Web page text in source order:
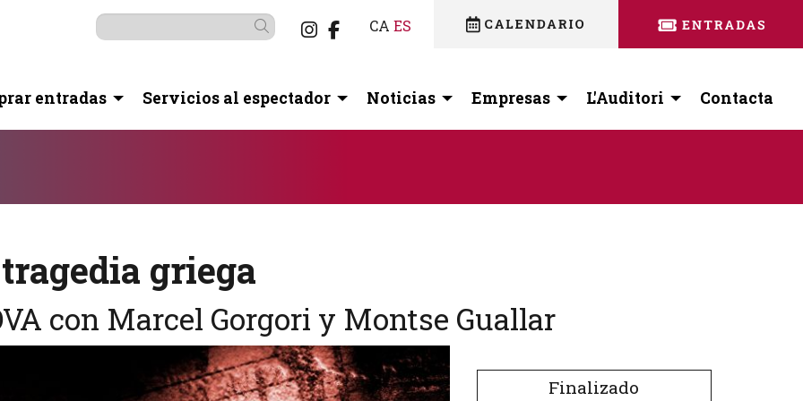
CA ES
Link a instagram
Link a facebook
Buscar
entradas Servicios al espectador Noticias Empresas L'Auditori Contacta
griega
con Marcel Gorgori y Montse Guallar
Finalizado